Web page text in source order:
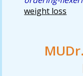
weight loss